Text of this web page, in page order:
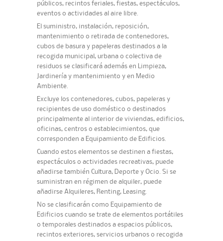
públicos, recintos feriales, fiestas, espectáculos,
eventos o actividades al aire libre.
El suministro, instalación, reposición,
mantenimiento o retirada de contenedores,
cubos de basura y papeleras destinados a la
recogida municipal, urbana o colectiva de
residuos se clasificará además en Limpieza,
Jardinería y mantenimiento y en Medio
Ambiente.
Excluye los contenedores, cubos, papeleras y
recipientes de uso doméstico o destinados
principalmente al interior de viviendas, edificios,
oficinas, centros o establecimientos, que
corresponden a Equipamiento de Edificios.
Cuando estos elementos se destinen a fiestas,
espectáculos o actividades recreativas, puede
añadirse también Cultura, Deporte y Ocio. Si se
suministran en régimen de alquiler, puede
añadirse Alquileres, Renting, Leasing.
No se clasificarán como Equipamiento de
Edificios cuando se trate de elementos portátiles
o temporales destinados a espacios públicos,
recintos exteriores, servicios urbanos o recogida